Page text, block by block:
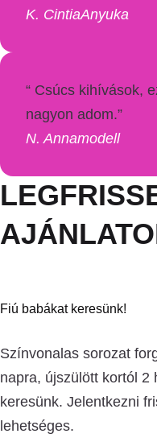
K. CintiaAnyuka
“ Csúcs kihívások,
nagyon adom.”
N. Annamodell
Fiú babákat keresünk!
Színvonalas sorozat
napra, újszülött kortól 2
keresünk. Jelentkezni
lehetséges.